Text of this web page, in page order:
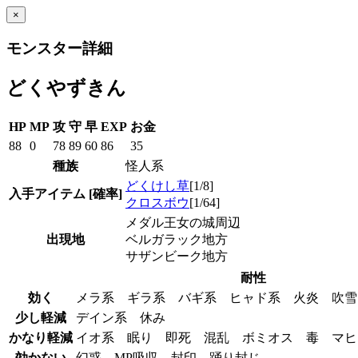
×
モンスター詳細
どくやずきん
HP MP 攻 守 早 EXP お金
88 0 78 89 60 86
35
種族
怪人系
入手アイテム [確率]
どくけし草[1/8]
クロスボウ[1/64]
出現地
メダル王女の城周辺
ベルガラック地方
サザンビーク地方
耐性
効く
メラ系 ギラ系 バギ系 ヒャド系 火炎
少し軽減
デイン系 休み
かなり軽減 イオ系 眠り 即死 混乱 ボミオス 毒 マ